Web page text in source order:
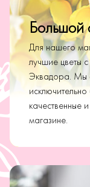
Большой
Для нашего
лучшие цветы
Эквадора. Мы
качественные
магазине.